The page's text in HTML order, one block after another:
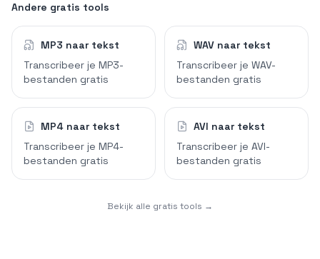
Andere gratis tools
MP3 naar tekst
Transcribeer je MP3-
bestanden gratis
WAV naar tekst
Transcribeer je WAV-
bestanden gratis
MP4 naar tekst
Transcribeer je MP4-
bestanden gratis
AVI naar tekst
Transcribeer je AVI-
bestanden gratis
Bekijk alle gratis tools →